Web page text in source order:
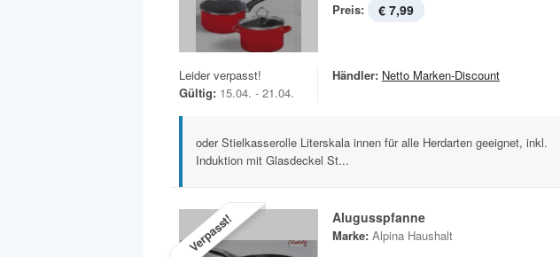
Preis: € 7,99
Leider verpasst!
Gültig: 15.04. - 21.04.
Händler: Netto Marken-Discount
oder Stielkasserolle Literskala innen für alle Herdarten geeignet, inkl.
Induktion mit Glasdeckel St...
Verpasst! Alugusspfanne
Marke: Alpina Haushalt